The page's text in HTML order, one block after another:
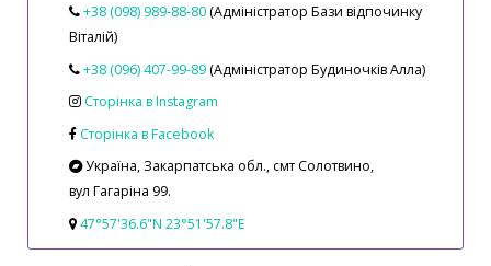
+38 (098) 989‑88‑80 (Адміністратор Бази відпочинку
Віталій)
+38 (096) 407-99-89 (Адміністратор Будиночків Алла)
Сторінка в Instagram
Сторінка в Facebook
Україна, Закарпатська обл., смт Солотвино,
вул Гагаріна 99.
47°57'36.6"N 23°51'57.8"E